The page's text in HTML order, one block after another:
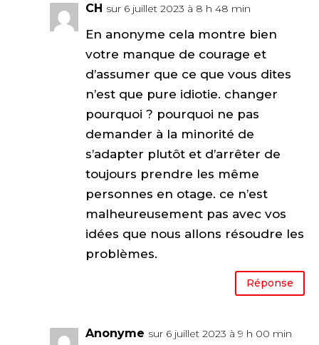
CH sur 6 juillet 2023 à 8 h 48 min
En anonyme cela montre bien
votre manque de courage et
d’assumer que ce que vous dites
n’est que pure idiotie. changer
pourquoi ? pourquoi ne pas
demander à la minorité de
s’adapter plutôt et d’arrêter de
toujours prendre les même
personnes en otage. ce n’est
malheureusement pas avec vos
idées que nous allons résoudre les
problèmes.
Réponse
Anonyme sur 6 juillet 2023 à 9 h 00 min